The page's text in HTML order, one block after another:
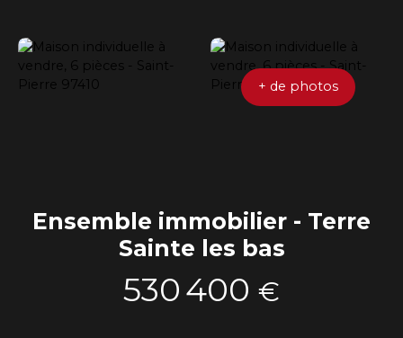
+ de photos
Ensemble immobilier - Terre
Sainte les bas
530 400 €